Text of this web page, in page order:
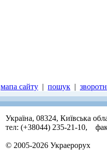
мапа сайту | пошук |
Україна, 08324, Київська
тел: (+38044) 235-21-10,
© 2005-2026 Украерорух